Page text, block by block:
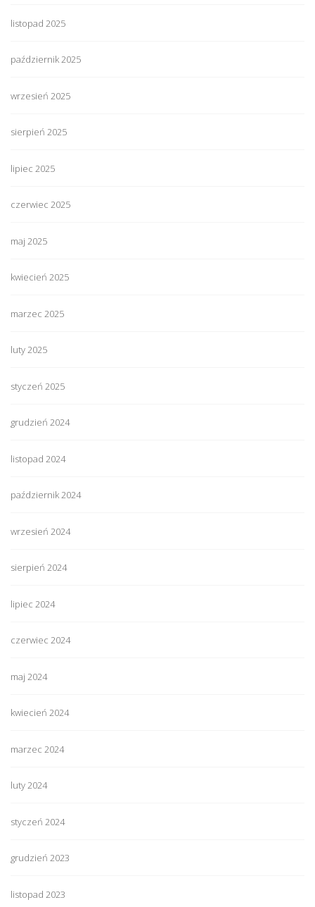
listopad 2025
październik 2025
wrzesień 2025
sierpień 2025
lipiec 2025
czerwiec 2025
maj 2025
kwiecień 2025
marzec 2025
luty 2025
styczeń 2025
grudzień 2024
listopad 2024
październik 2024
wrzesień 2024
sierpień 2024
lipiec 2024
czerwiec 2024
maj 2024
kwiecień 2024
marzec 2024
luty 2024
styczeń 2024
grudzień 2023
listopad 2023